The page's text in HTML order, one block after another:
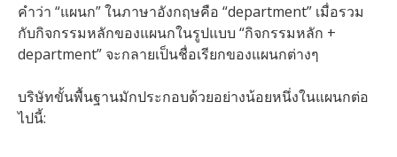
คำว่า “แผนก” ในภาษาอังกฤษคือ “department” เมื่อรวม
กับกิจกรรมหลักของแผนกในรูปแบบ “กิจกรรมหลัก +
department” จะกลายเป็นชื่อเรียกของแผนกต่างๆ
บริษัทขั้นพื้นฐานมักประกอบด้วยอย่างน้อยหนึ่งในแผนกต่อ
ไปนี้: